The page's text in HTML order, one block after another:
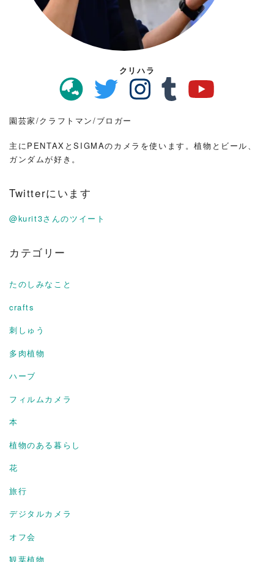
クリハラ
園芸家/クラフトマン/ブロガー
主にPENTAXとSIGMAのカメラを使います。植物とビール、
ガンダムが好き。
Twitterにいます
@kurit3さんのツイート
カテゴリー
たのしみなこと
crafts
刺しゅう
多肉植物
ハーブ
フィルムカメラ
本
植物のある暮らし
花
旅行
デジタルカメラ
オフ会
観葉植物